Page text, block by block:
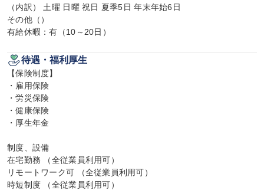
（内訳） 土曜 日曜 祝日 夏季5日 年末年始6日
その他（）
有給休暇：有（10～20日）
待遇・福利厚生
【保険制度】
・雇用保険
・労災保険
・健康保険
・厚生年金
制度、設備
在宅勤務 （全従業員利用可）
リモートワーク可 （全従業員利用可）
時短制度 （全従業員利用可）